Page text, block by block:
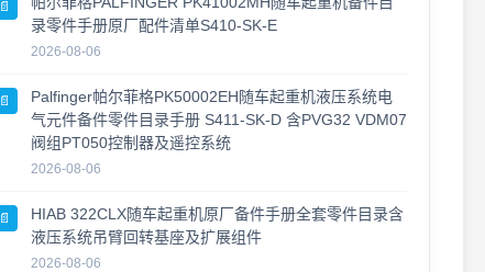
工程机械零件图册更新 · 2026年7月26日
2026-07-26
2026年7月26日 零件图册 · 维修手册 · 最新更新
2026-07-26
资料更新 · 2026年7月24日
2026-07-22 临工重机LGMG S1413系列剪叉式高空作业
平台 零件手册大全更新
📄
录零件手册原厂配件清单S410-SK-E
2026-08-06
📄
Palfinger帕尔菲格PK50002EH随车起重机液压系统电
气元件备件零件目录手册 S411-SK-D 含PVG32 VDM07
阀组PT050控制器及遥控系统
2026-08-06
📄
HIAB 322CLX随车起重机原厂备件手册全套零件目录含
液压系统吊臂回转基座及扩展组件
2026-08-06